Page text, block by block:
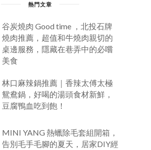
熱門文章
谷炭燒肉 Good time ，北投石牌
燒肉推薦，超值和牛燒肉親切的
桌邊服務，隱藏在巷弄中的必嚐
美食
林口麻辣鍋推薦｜香辣太傅太極
鴛鴦鍋，好喝的湯頭食材新鮮，
豆腐鴨血吃到飽！
MINI YANG 熱蠟除毛套組開箱，
告別毛手毛腳的夏天，居家DIY經